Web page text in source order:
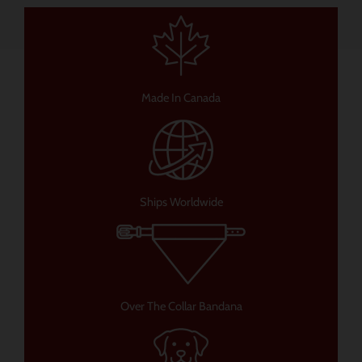
Made In Canada
Ships Worldwide
Over The Collar Bandana